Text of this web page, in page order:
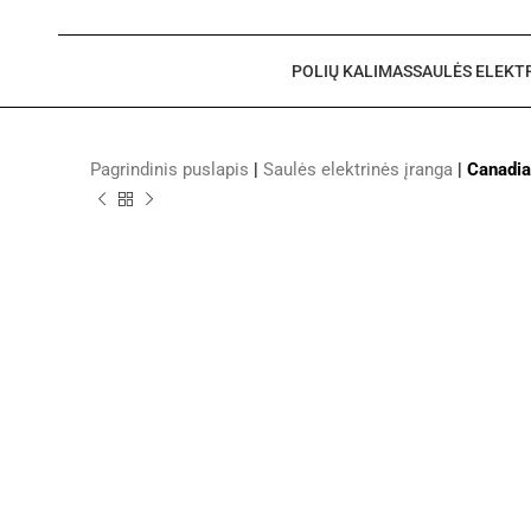
POLIŲ KALIMASSAULĖS
Pagrindinis puslapis | Saulės elektrinės įranga |